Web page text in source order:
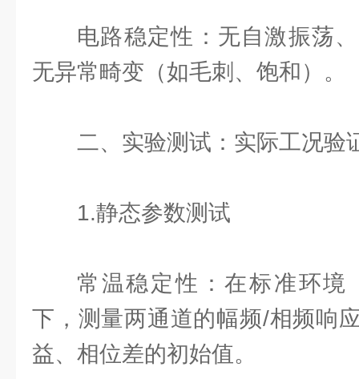
电路稳定性：无自激振荡
无异常畸变（如毛刺、饱和）。
二、实验测试：实际工况验
1.静态参数测试
常温稳定性：在标准环
下，测量两通道的幅频/相频响
益、相位差的初始值。